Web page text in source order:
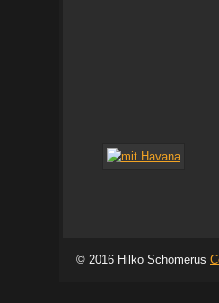
© 2016 Hilko Schomerus